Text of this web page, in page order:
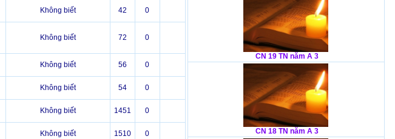
Không biết 42 0
Không biết 72 0
Không biết 56 0
Không biết 54 0
Không biết 1451 0
Không biết 1510 0
CN 19 TN năm A 3
CN 18 TN năm A 3